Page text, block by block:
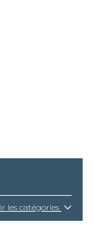
les catégories